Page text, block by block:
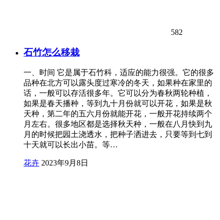
582
石竹怎么移栽
一、时间 它是属于石竹科，适应的能力很强。它的很多
品种在北方可以露头度过寒冷的冬天，如果种在家里的
话，一般可以存活很多年。它可以分为春秋两轮种植，
如果是春天播种，等到九十月份就可以开花，如果是秋
天种，第二年的五六月份就能开花，一般开花持续两个
月左右。很多地区都是选择秋天种，一般在八月快到九
月的时候把园土浇透水，把种子洒进去，只要等到七到
十天就可以长出小苗。等…
花卉 2023年9月8日